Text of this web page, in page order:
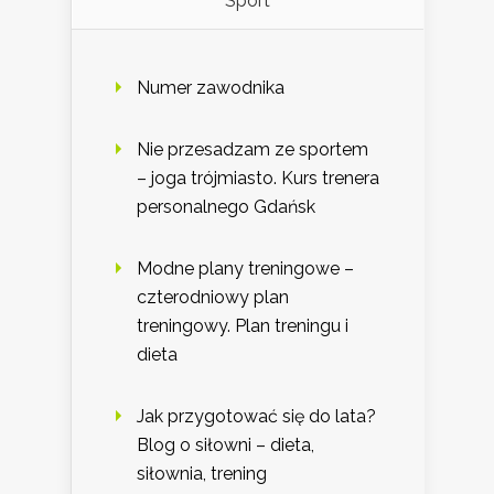
Numer zawodnika
Nie przesadzam ze sportem
– joga trójmiasto. Kurs trenera
personalnego Gdańsk
Modne plany treningowe –
czterodniowy plan
treningowy. Plan treningu i
dieta
Jak przygotować się do lata?
Blog o siłowni – dieta,
siłownia, trening